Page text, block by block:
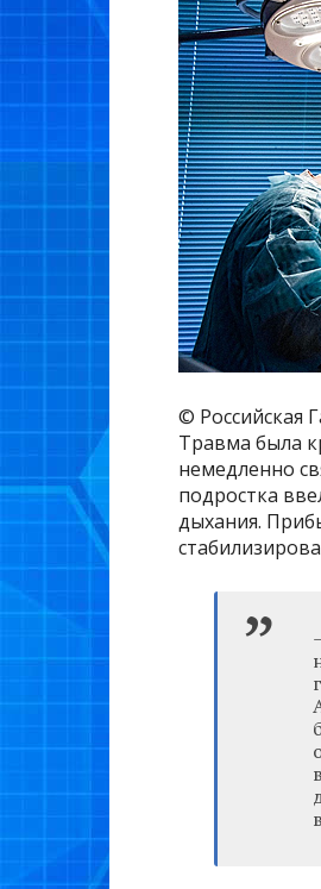
© Российская
Травма была
немедленно
подростка
дыхания.